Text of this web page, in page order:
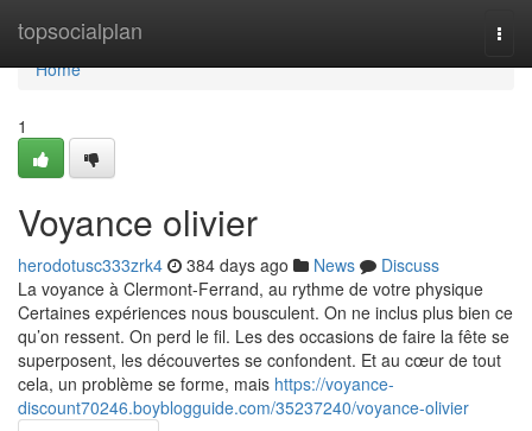
topsocialplan
Home
Home
1
Voyance olivier
herodotusc333zrk4 384 days ago News
Discuss
La voyance à Clermont-Ferrand, au rythme de votre physique
Certaines expériences nous bousculent. On ne inclus plus bien ce
qu’on ressent. On perd le fil. Les des occasions de faire la fête se
superposent, les découvertes se confondent. Et au cœur de tout
cela, un problème se forme, mais https://voyance-
discount70246.boyblogguide.com/35237240/voyance-olivier